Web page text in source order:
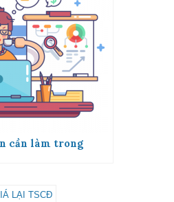
cần làm trong
LẠI TSCĐ